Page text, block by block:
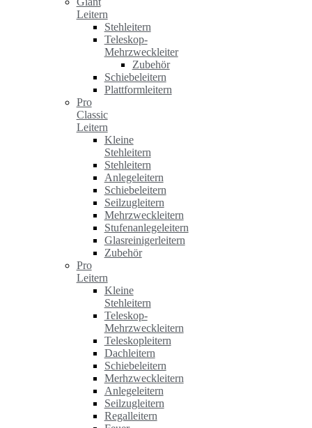
Leitern
Stehleitern
Teleskop-
Mehrzweckleiter
Zubehör
Schiebeleitern
Plattformleitern
Pro
Classic
Leitern
Kleine
Stehleitern
Stehleitern
Anlegeleitern
Schiebeleitern
Seilzugleitern
Mehrzweckleitern
Stufenanlegeleitern
Glasreinigerleitern
Zubehör
Pro
Leitern
Kleine
Stehleitern
Teleskop-
Mehrzweckleitern
Teleskopleitern
Dachleitern
Schiebeleitern
Merhzweckleitern
Anlegeleitern
Seilzugleitern
Regalleitern